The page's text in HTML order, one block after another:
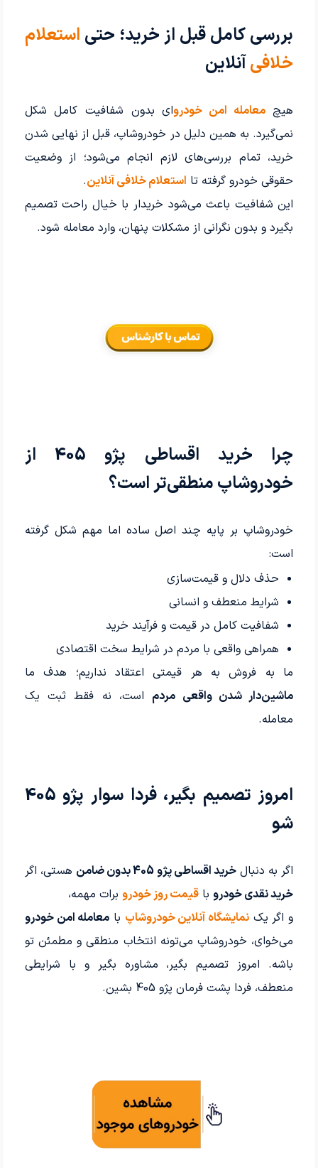
بررسی کامل قبل از خرید؛ حتی استعلام
خلافیآنلاین
هیچمعامله امن خودرو‌ای بدون شفافیت کامل شکل
نمی‌گیرد. به همین دلیل در خودروشاپ، قبل از نهایی شدن
خرید، تمام بررسی‌های لازم انجام می‌شود؛ از وضعیت
حقوقی خودرو گرفته تا استعلام خلافی آنلاین.
این شفافیت باعث می‌شود خریدار با خیال راحت تصمیم
بگیرد و بدون نگرانی از مشکلات پنهان، وارد معامله شود.
چرا خرید اقساطی پژو 405 از
خودروشاپ منطقی‌تر است؟
خودروشاپ بر پایه چند اصل ساده اما مهم شکل گرفته
است:
حذف دلال و قیمت‌سازی
شرایط منعطف و انسانی
شفافیت کامل در قیمت و فرآیند خرید
همراهی واقعی با مردم در شرایط سخت اقتصادی
ما به فروش به هر قیمتی اعتقاد نداریم؛ هدف ما
ماشین‌دار شدن واقعی مردم است، نه فقط ثبت یک
معامله.
امروز تصمیم بگیر، فردا سوار پژو 405
شو
اگر به دنبالخرید اقساطی پژو 405 بدون ضامن
هستی، اگر
خرید نقدی خودروبا قیمت روز خودروبرات مهمه،
و اگر یک نمایشگاه آنلاین خودروشاپ با معامله امن خودرو
می‌خوای، خودروشاپ می‌تونه انتخاب منطقی و مطمئن تو
باشه. امروز تصمیم بگیر، مشاوره بگیر و با شرایطی
منعطف، فردا پشت فرمان پژو 405 بشین.